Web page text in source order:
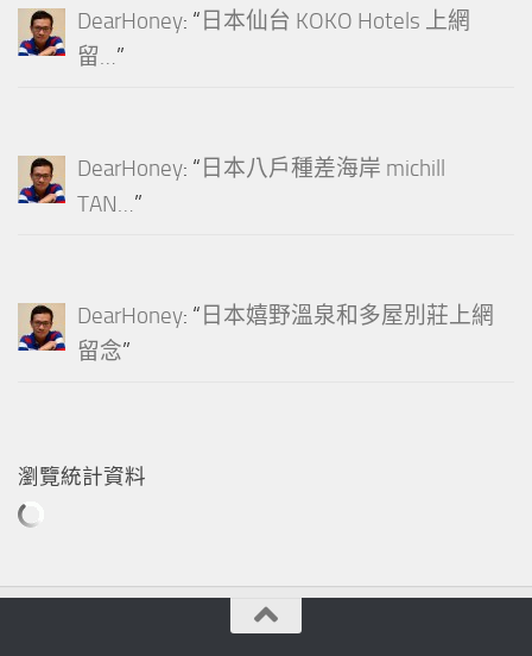
DearHoney: “ 日本仙台 KOKO Hotels 上網
留…”
DearHoney: “ 日本八戶種差海岸 michill
TAN…”
DearHoney: “ 日本嬉野溫泉和多屋別莊上網
留念”
瀏覽統計資料